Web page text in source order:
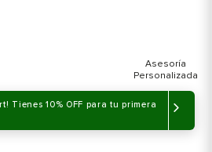
Tienes 10% OFF para tu primera